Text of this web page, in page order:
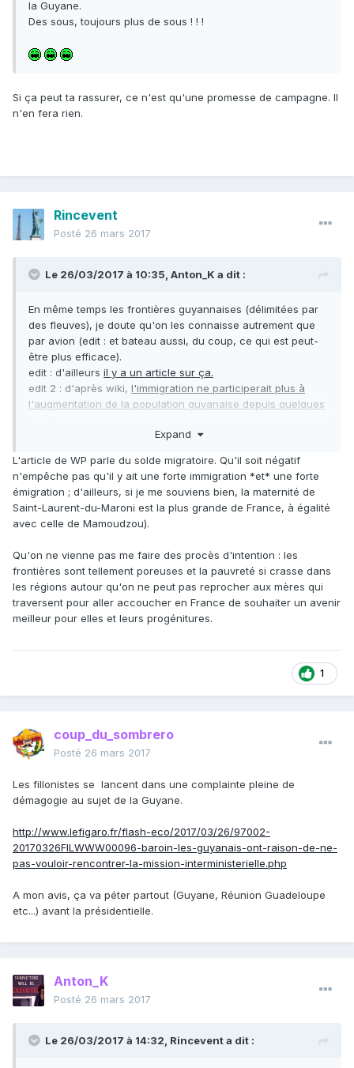
la Guyane.
Des sous, toujours plus de sous ! ! !
Si ça peut ta rassurer, ce n'est qu'une promesse de campagne. Il
n'en fera rien.
Rincevent
Posté 26 mars 2017
Le 26/03/2017 à 10:35, Anton_K a dit :
En même temps les frontières guyannaises (délimitées par
des fleuves), je doute qu'on les connaisse autrement que
par avion (edit : et bateau aussi, du coup, ce qui est peut-
être plus efficace).
edit : d'ailleurs il y a un article sur ça.
edit 2 : d'après wiki, l'immigration ne participerait plus à
l'augmentation de la population guyanaise depuis quelques
Expand
L'article de WP parle du solde migratoire. Qu'il soit négatif
n'empêche pas qu'il y ait une forte immigration *et* une forte
émigration ; d'ailleurs, si je me souviens bien, la maternité de
Saint-Laurent-du-Maroni est la plus grande de France, à égalité
avec celle de Mamoudzou).
Qu'on ne vienne pas me faire des procès d'intention : les
frontières sont tellement poreuses et la pauvreté si crasse dans
les régions autour qu'on ne peut pas reprocher aux mères qui
traversent pour aller accoucher en France de souhaiter un avenir
meilleur pour elles et leurs progénitures.
1
coup_du_sombrero
Posté 26 mars 2017
Les fillonistes se lancent dans une complainte pleine de
démagogie au sujet de la Guyane.
http://www.lefigaro.fr/flash-eco/2017/03/26/97002-
20170326FILWWW00096-baroin-les-guyanais-ont-raison-de-ne-
pas-vouloir-rencontrer-la-mission-interministerielle.php
A mon avis, ça va péter partout (Guyane, Réunion Guadeloupe
etc...) avant la présidentielle.
Anton_K
Posté 26 mars 2017
Le 26/03/2017 à 14:32, Rinceventa dit :